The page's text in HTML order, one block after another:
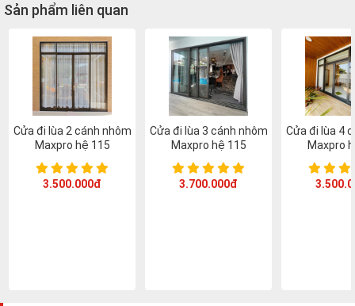
Sản phẩm liên quan
Cửa đi lùa 2 cánh nhôm
Maxpro hệ 115
3.500.000đ
Cửa đi lùa 3 cánh nhôm
Maxpro hệ 115
3.700.000đ
Cửa đi lùa 4
Maxpro